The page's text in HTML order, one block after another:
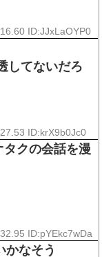
ID:JJxLaOYP0
してないだろ
ID:krX9b0Jc0
タクの会話を漫
ID:pYEkc7wDa
かなそう